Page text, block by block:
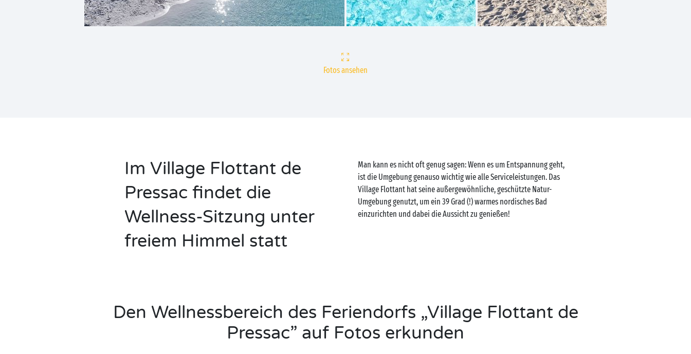
Fotos ansehen
Im Village Flottant de
Pressac findet die
Wellness-Sitzung unter
freiem Himmel statt
Man kann es nicht oft genug sagen: Wenn es um Entspannung geht,
ist die Umgebung genauso wichtig wie alle Serviceleistungen. Das
Village Flottant hat seine außergewöhnliche, geschützte Natur-
Umgebung genutzt, um ein 39 Grad (!) warmes nordisches Bad
einzurichten und dabei die Aussicht zu genießen!
Den Wellnessbereich des Feriendorfs „Village Flottant de
Pressac” auf Fotos erkunden